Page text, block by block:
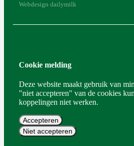
Webdesign dailymilk
Cookie melding
Deze website maakt gebruik van
"niet accepteren" van de cookies
koppelingen niet werken.